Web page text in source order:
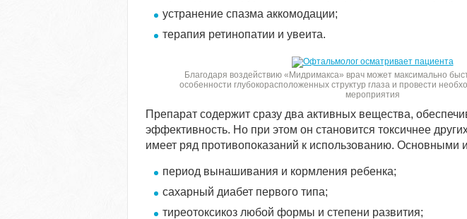
устранение спазма аккомодации;
терапия ретинопатии и увеита.
Благодаря воздействию «Мидримакса» врач может максимально
особенности глубокорасположенных структур глаза и провести
мероприятия
Препарат содержит сразу два активных вещества,
эффективность. Но при этом он становится токсичнее
имеет ряд противопоказаний к использованию. Основными
период вынашивания и кормления ребенка;
сахарный диабет первого типа;
тиреотоксикоз любой формы и степени развития;